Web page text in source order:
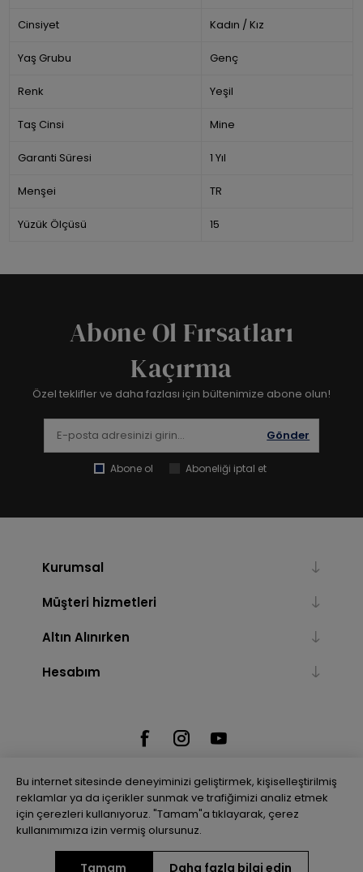
Cinsiyet Kadın / Kız
Yaş Grubu Genç
Renk Yeşil
Taş Cinsi Mine
Garanti Süresi 1 Yıl
Menşei TR
Yüzük Ölçüsü 15
Abone Ol Fırsatları
Kaçırma
Özel teklifler ve daha fazlası için bültenimize abone olun!
Gönder
Abone ol Aboneliği iptal et
Kurumsal
Müşteri hizmetleri
Altın Alınırken
Hesabım
Powered bynopCommerce
Bu internet sitesinde deneyiminizi geliştirmek, kişiselleştirilmiş
reklamlar ya da içerikler sunmak ve trafiğimizi analiz etmek
için çerezleri kullanıyoruz. "Tamam"a tıklayarak, çerez
kullanımımıza izin vermiş olursunuz.
Tamam Daha fazla bilgi edin